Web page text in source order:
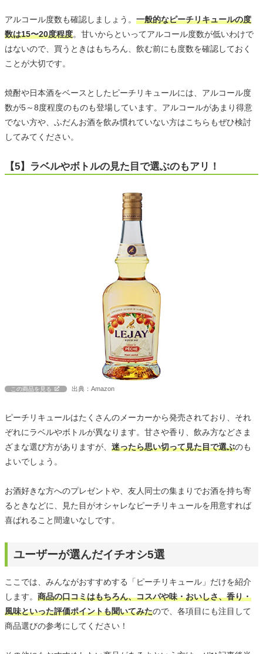
アルコール度数も確認しましょう。 一般的なピーチリキュールの度
数は15〜20度程度。甘いからといってアルコール度数が低いわけで
はないので、買うときはもちろん、飲む前にも度数を確認しておく
ことが大切です。
焼酎や日本酒をベースとしたピーチリキュールには、アルコール度
数が5～8度程度のものも登場しています。アルコールがあまり得意
でない方や、ふだんお酒を飲み慣れていない方はこちらもぜひ検討
してみてください。
【5】ラベルやボトルの見た目で選ぶのもアリ！
この商品を見る 出典：Amazon
ピーチリキュールはたくさんのメーカーから発売されており、それ
ぞれにラベルやボトルが異なります。甘さや香り、飲み方などさま
ざまな選び方がありますが、 迷ったら思い切って見た目で選ぶのも
よいでしょう。
お酒好きな方へのプレゼントや、友人同士の集まりでお酒を持ち寄
るときなどに、見た目がオシャレなピーチリキュールを用意すれば
喜ばれること間違いなしです。
ユーザーが選んだイチオシ5選
ここでは、みんながおすすめする「ピーチリキュール」だけを紹介
します。 商品の口コミはもちろん、コスパや味・おいしさ、香り・
風味といった評価ポイントも聞いてみたので、各項目にも注目して
商品選びの参考にしてください！